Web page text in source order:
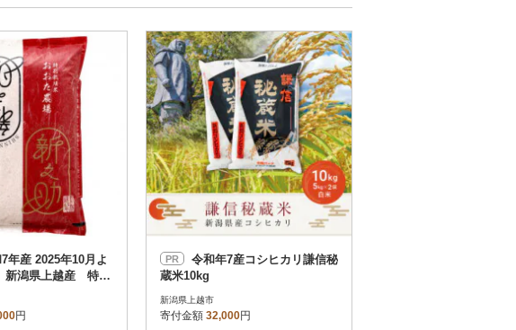
お届け日時指定可
お届け時間帯指定可
発送される月指定可
その他 解除
さとふる限定のお礼品
定期便
さとふるアプリdeワンストップ申請
対象
新着順
レビュー件数順
レビュー評価順
寄付金額が高い順
寄付金額が低い順
60
90
120
新潟県上越産 特別
【白米】 5kg×1袋
円
PR
蔵米10kg
新潟県上越市
寄付金額 32,000円